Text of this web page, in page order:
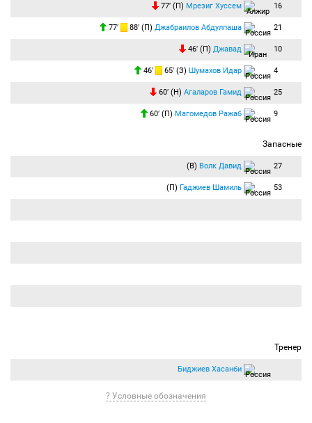
77′ (П) Мрезиг Хуссем 16
77′ 88′ (П) Джабраилов Абдулпаша 21
46′ (П) Джавад 10
46′ 65′ (З) Шумахов Идар 4
60′ (Н) Агаларов Гамид 25
60′ (П) Магомедов Ражаб 9
Запасные
(В) Волк Давид 27
(П) Гаджиев Шамиль 53
Тренер
Биджиев Хасанби
? Условные обозначения